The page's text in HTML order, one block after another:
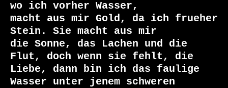
wo ich vorher Wasser,
macht aus mir Gold, da ich frueher
Stein. Sie macht aus mir
die Sonne, das Lachen und die
Flut, doch wenn sie fehlt, die
Liebe, dann bin ich das faulige
Wasser unter jenem schweren